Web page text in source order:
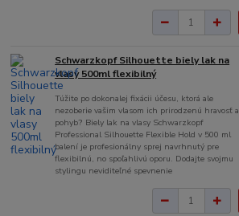
Schwarzkopf Silhouette biely lak na
vlasy 500ml flexibilný
Túžite po dokonalej fixácii účesu, ktorá ale
nezoberie vašim vlasom ich prirodzenú hravosť a
pohyb? Biely lak na vlasy Schwarzkopf
Professional Silhouette Flexible Hold v 500 ml
balení je profesionálny sprej navrhnutý pre
flexibilnú, no spoľahlivú oporu. Dodajte svojmu
stylingu neviditeľné spevnenie